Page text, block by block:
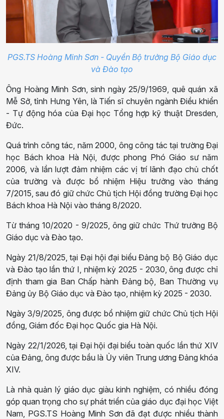
PGS.TS Hoàng Minh Sơn - Quyền Bộ trưởng Bộ Giáo dục
và Đào tạo
Ông Hoàng Minh Sơn, sinh ngày 25/9/1969, quê quán xã
Mễ Sở, tỉnh Hưng Yên, là Tiến sĩ chuyên ngành Điều khiển
- Tự động hóa của Đại học Tổng hợp kỹ thuật Dresden,
Đức.
Quá trình công tác, năm 2000, ông công tác tại trường Đại
học Bách khoa Hà Nội, được phong Phó Giáo sư năm
2006, và lần lượt đảm nhiệm các vị trí lãnh đạo chủ chốt
của trường và được bổ nhiệm Hiệu trưởng vào tháng
7/2015, sau đó giữ chức Chủ tịch Hội đồng trường Đại học
Bách khoa Hà Nội vào tháng 8/2020.
Từ tháng 10/2020 - 9/2025, ông giữ chức Thứ trưởng Bộ
Giáo dục và Đào tạo.
Ngày 21/8/2025, tại Đại hội đại biểu Đảng bộ Bộ Giáo dục
và Đào tạo lần thứ I, nhiệm kỳ 2025 - 2030, ông được chỉ
định tham gia Ban Chấp hành Đảng bộ, Ban Thường vụ
Đảng ủy Bộ Giáo dục và Đào tạo, nhiệm kỳ 2025 - 2030.
Ngày 3/9/2025, ông được bổ nhiệm giữ chức Chủ tịch Hội
đồng, Giám đốc Đại học Quốc gia Hà Nội.
Ngày 22/1/2026, tại Đại hội đại biểu toàn quốc lần thứ XIV
của Đảng, ông được bầu là Ủy viên Trung ương Đảng khóa
XIV.
Là nhà quản lý giáo dục giàu kinh nghiệm, có nhiều đóng
góp quan trọng cho sự phát triển của giáo dục đại học Việt
Nam, PGS.TS Hoàng Minh Sơn đã đạt được nhiều thành